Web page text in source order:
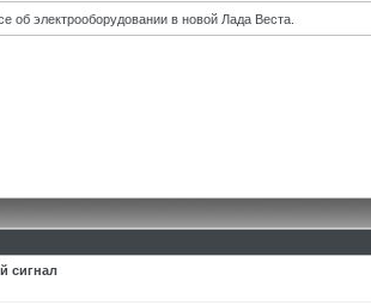
об электрооборудовании в новой Лада Веста.
сигнал